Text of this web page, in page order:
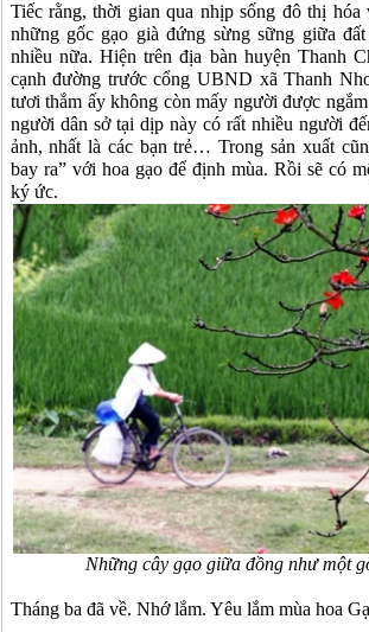
Tiếc rằng, thời gian qua nhịp sống đô thị
những gốc gạo già đứng sừng sững giữa
nhiều nữa. Hiện trên địa bàn huyện Thanh
cạnh đường trước cổng UBND xã Thanh
tươi thắm ấy không còn mấy người được
người dân sở tại dịp này có rất nhiều người
ảnh, nhất là các bạn trẻ… Trong sản xuất
bay ra” với hoa gạo để định mùa. Rồi sẽ có
ký ức.
Những cây gạo giữa đồng như một
Tháng ba đã về. Nhớ lắm. Yêu lắm mùa hoa